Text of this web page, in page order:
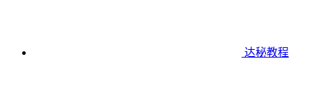
达秘教程